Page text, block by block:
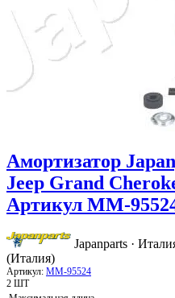
Амортизатор
Jeep Grand
Артикул MM-
Japanparts ·
(Италия)
Артикул: MM-95524
2 ШТ